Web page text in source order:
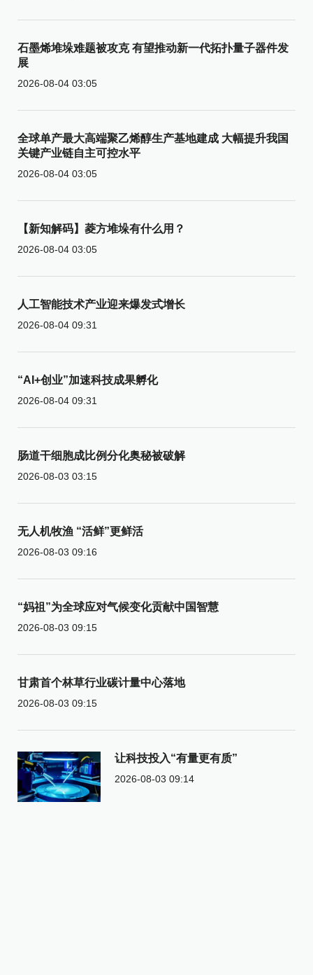
石墨烯堆垛难题被攻克 有望推动新一代拓扑量子器件发
展
2026-08-04 03:05
全球单产最大高端聚乙烯醇生产基地建成 大幅提升我国
关键产业链自主可控水平
2026-08-04 03:05
【新知解码】菱方堆垛有什么用？
2026-08-04 03:05
人工智能技术产业迎来爆发式增长
2026-08-04 09:31
“AI+创业”加速科技成果孵化
2026-08-04 09:31
肠道干细胞成比例分化奥秘被破解
2026-08-03 03:15
无人机牧渔 “活鲜”更鲜活
2026-08-03 09:16
“妈祖”为全球应对气候变化贡献中国智慧
2026-08-03 09:15
甘肃首个林草行业碳计量中心落地
2026-08-03 09:15
让科技投入“有量更有质”
2026-08-03 09:14